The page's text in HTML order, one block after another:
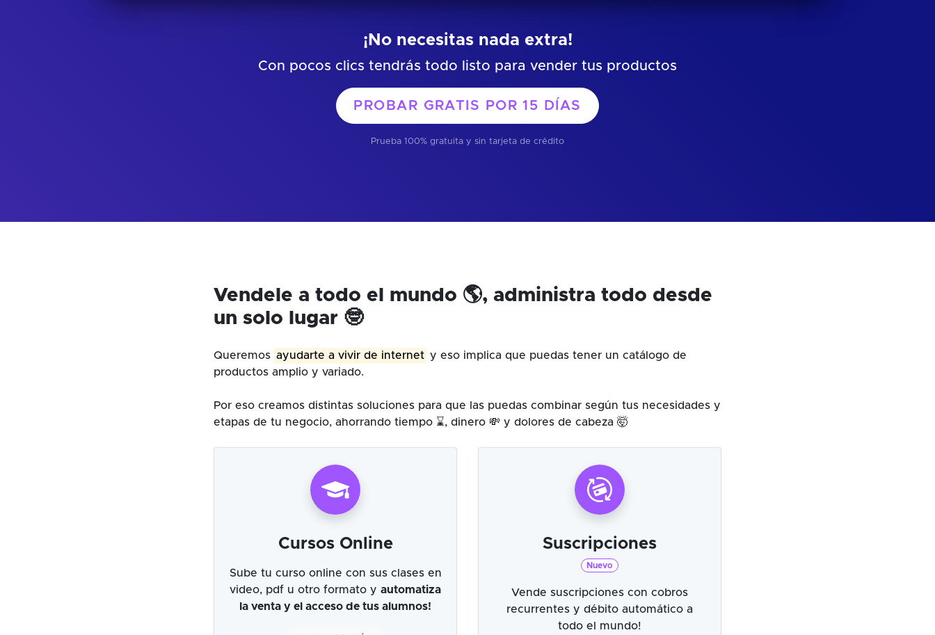
¡No necesitas nada extra!
Con pocos clics tendrás todo listo para vender tus productos
PROBAR GRATIS POR15 DÍAS
Prueba 100% gratuita y sin tarjeta de crédito
Vendele a todo el mundo 🌎, administra todo desde
un solo lugar 🤓
Queremos ayudarte a vivir de internet y eso implica que puedas tener un catálogo de
productos amplio y variado.
Por eso creamos distintas soluciones para que las puedas combinar según tus necesidades y
etapas de tu negocio, ahorrando tiempo ⌛, dinero 💸 y dolores de cabeza 🤯
Cursos Online
Sube tu curso online con sus clases en
video, pdf u otro formato y automatiza
la venta y el acceso de tus alumnos!
Suscripciones
Nuevo
Vende suscripciones con cobros
recurrentes y débito automático a
todo el mundo!